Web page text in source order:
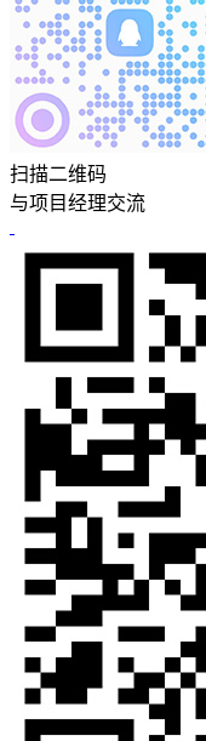
扫描二维码
与项目经理交流